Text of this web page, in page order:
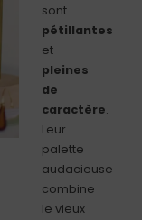
sont
pétillantes
et
pleines
de
caractère.
Leur
palette
audacieuse
combine
le vieux